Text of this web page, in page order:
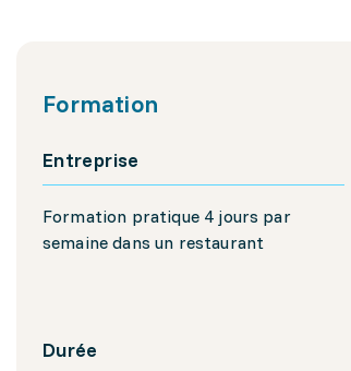
Formation
Entreprise
Formation pratique 4 jours par
semaine dans un restaurant
Durée